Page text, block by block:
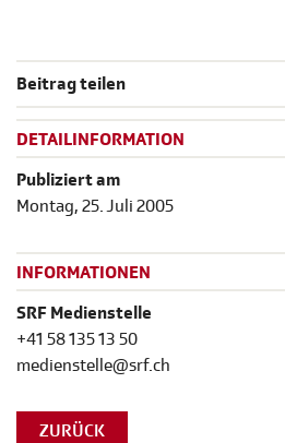
Beitrag teilen
DETAILINFORMATION
Publiziert am
Montag, 25. Juli 2005
INFORMATIONEN
SRF Medienstelle
+41 58 135 13 50
medienstelle@srf.ch
ZURÜCK